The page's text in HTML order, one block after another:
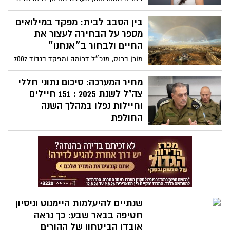
הלימודים. אבל השר קיש (הקשקשן) עסוק
המלאכותית לבתי הספר ביוזמתו...
מזכירה תאגיד ענק שנמצא בסחרור. בזמן
שהשלטון המרכזי בירושלים עסוק בכיבוי
שריפות פוליטיות ובבירוקרטיה מכבידה,
השטח - וליתר דיוק, התיכונים שלנו - הופך
הבית-ספרי המידרדר הם לא "בעיה חינוכית"
הציבורי.
בין הסבב לבית: מפקד במילואים
מספר על הבחירה לעצור את
החיים ולבחור ב״אנחנו״
מורן ברנס, מנכ״ל דרומה ומפקד בגדוד 7007
בחטיבת ירושלים, משתף במסע האישי של
סבב מילואים שישי על הוויתור, האחווה,
העייפות והגאווה, ועל התקווה לימים בטוחים
יותר
מחיר המערכה: סיכום נתוני חללי
צה"ל לשנת 2025 : 151 חיילים
וחיילות נפלו במהלך השנה
החולפת
אגף כוח האדם פרסם את הנתונים השנתיים:
151 חיילים וחיילות נפלו במהלך השנה
החולפת, רובם בפעילות מבצעית. בצה"ל
שמים דגש מיוחד על המענה הנפשי ועל
המאבק בתופעת האובדנות בקרב המשרתים.
שנתיים להיעלמות היימנוט וניסיון
חטיפה בבאר שבע: כך נראה
אובדן הביטחון של ההורים